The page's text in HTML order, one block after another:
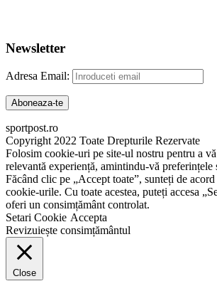
Newsletter
Adresa Email:
sportpost.ro
Copyright 2022 Toate Drepturile Rezervate
Folosim cookie-uri pe site-ul nostru pentru a
relevantă experiență, amintindu-vă preferințele
Făcând clic pe „Accept toate”, sunteți de
cookie-urile. Cu toate acestea, puteți accesa
oferi un consimțământ controlat.
Setari Cookie Accepta
Revizuiește consimțământul
Close